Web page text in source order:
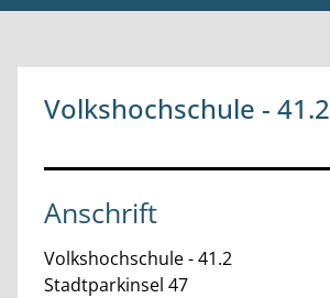
Volkshochschule - 41.2
Anschrift
Volkshochschule - 41.2
Stadtparkinsel 47